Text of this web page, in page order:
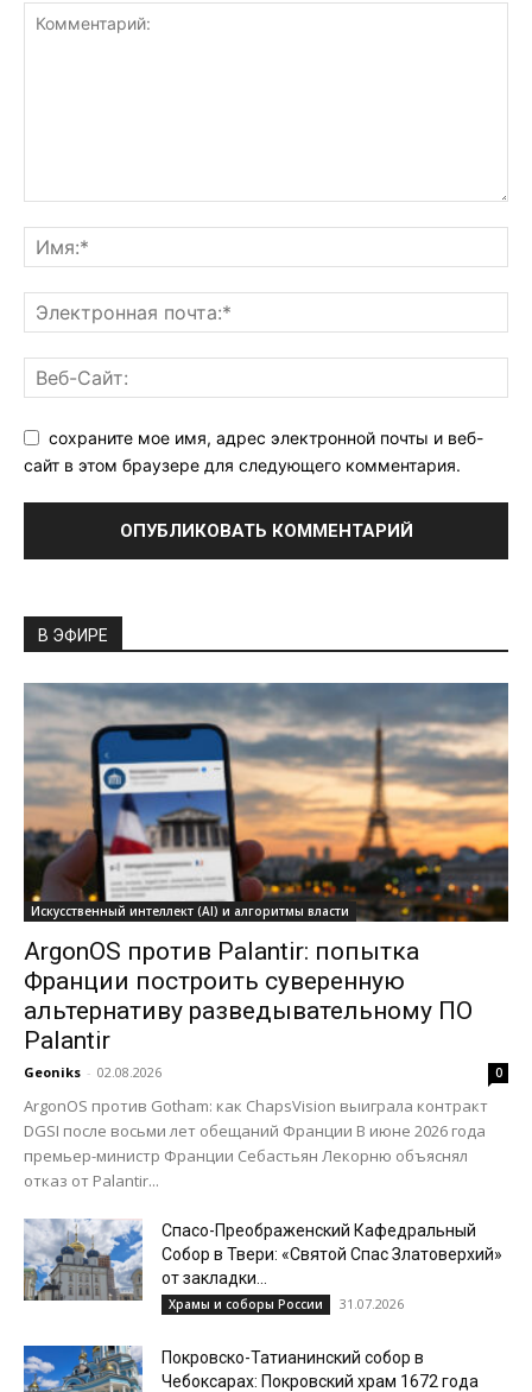
сохраните мое имя, адрес электронной почты и веб-
сайт в этом браузере для следующего комментария.
В ЭФИРЕ
Искусственный интеллект (AI) и алгоритмы власти
ArgonOS против Palantir: попытка
Франции построить суверенную
альтернативу разведывательному ПО
Palantir
Geoniks - 02.08.2026 0
ArgonOS против Gotham: как ChapsVision выиграла контракт
DGSI после восьми лет обещаний Франции В июне 2026 года
премьер-министр Франции Себастьян Лекорню объяснял
отказ от Palantir...
Спасо-Преображенский Кафедральный
Собор в Твери: «Святой Спас Златоверхий»
от закладки...
Храмы и соборы России 31.07.2026
Покровско-Татианинский собор в
Чебоксарах: Покровский храм 1672 года